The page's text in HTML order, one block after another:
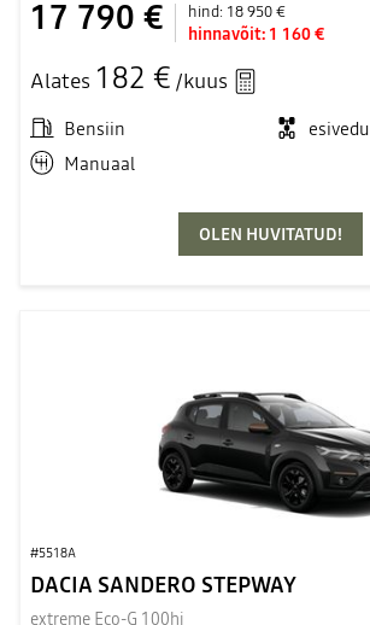
17 790 € hind: 18 950 €
hinnavõit: 1 160 €
Alates 182 € /kuus
Bensiin
esivedu
Manuaal
OLEN HUVITATUD!
#5518A
DACIA SANDERO STEPWAY
extreme Eco-G 100hj